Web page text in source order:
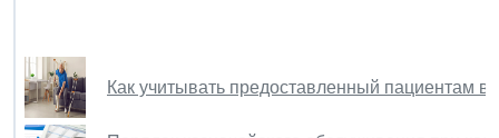
Как учитывать предоставленный пациентам